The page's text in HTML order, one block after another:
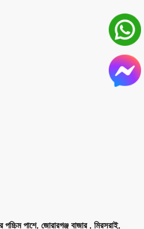
পচ্চিম পাশে, জোরারগঞ্জ বাজার , মিরসরাই,